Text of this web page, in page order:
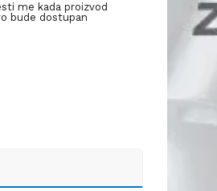
me kada proizvod
bude dostupan